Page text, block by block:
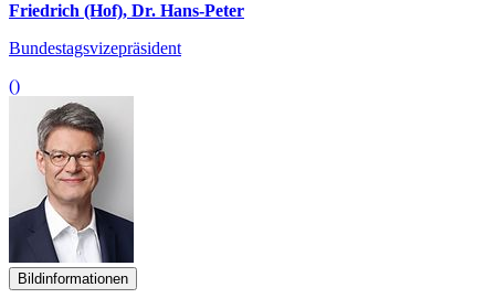
Friedrich (Hof), Dr. Hans-Peter
Bundestagsvizepräsident
()
Bildinformationen